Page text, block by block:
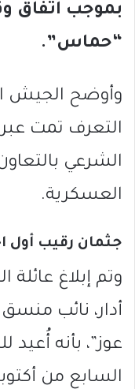
بموجب اتفاق
“حماس”.
وأوضح الجيش
التعرف تمت
الشرعي
العسكرية.
جثمان رقيب أول
وتم إبلاغ عائلة
أدار، نائب
عوز”، بأنه